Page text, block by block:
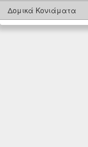
Δομικά Κονιάματα